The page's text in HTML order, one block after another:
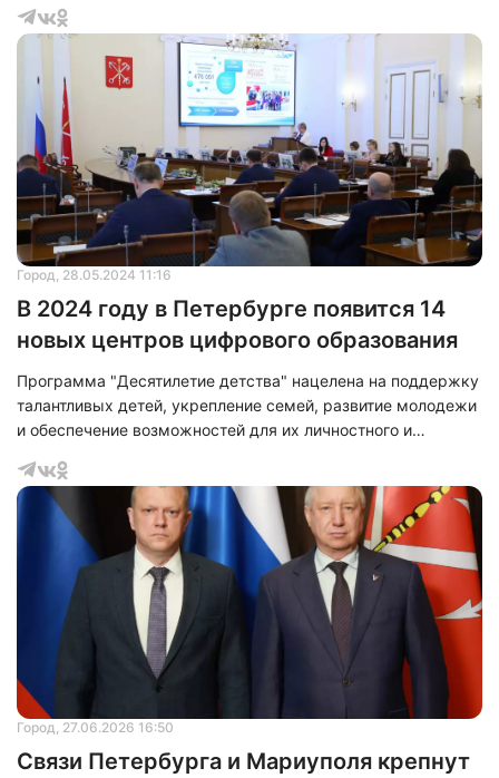
поздравительное послание временно исполняющему
полномочия главы муниципального образования
городского округа Мариуполь Олегу Моргуну и всем
жителям города-побратима.
Город, 28.05.2024 11:16
В 2024 году в Петербурге появится 14
новых центров цифрового образования
Программа "Десятилетие детства" нацелена на поддержку
талантливых детей, укрепление семей, развитие молодежи
и обеспечение возможностей для их личностного и
Санкт-Петербурга подвели итоги 2023 года и определили
задачи на 2024 год.
Город, 27.06.2026 16:50
Связи Петербурга и Мариуполя крепнут